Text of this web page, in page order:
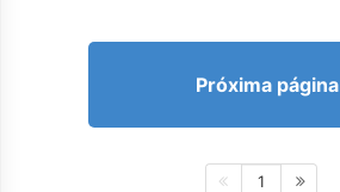
Próxima página
1